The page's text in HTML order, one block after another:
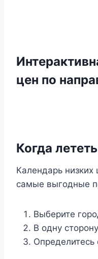
цен по
Когда
Календарь
самые выгодные
Выберите
В одну
Определитесь